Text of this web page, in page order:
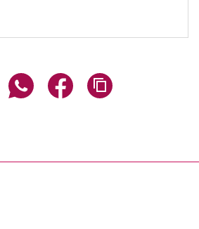
Seite über E-Mail teilen
Seite über WhatsApp teilen
Seite über Facebook